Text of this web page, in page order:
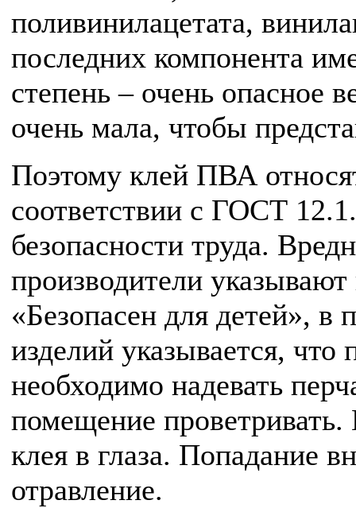
поливинилацетата,
последних компонента
степень – очень опасное
очень мала, чтобы
Поэтому клей ПВА
соответствии с ГОСТ
безопасности труда.
производители
«Безопасен для детей», в
изделий указывается,
необходимо надевать
помещение проветривать.
клея в глаза. Попадание
отравление.